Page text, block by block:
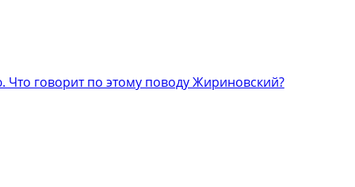
говорит по этому поводу Жириновский?